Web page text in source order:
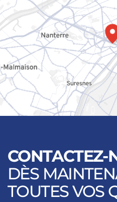
CONTACTEZ-
DÈS
TOUTES VOS